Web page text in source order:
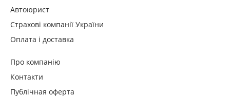
Автоюрист
Страхові компанії України
Оплата і доставка
Про компанію
Контакти
Публічная оферта